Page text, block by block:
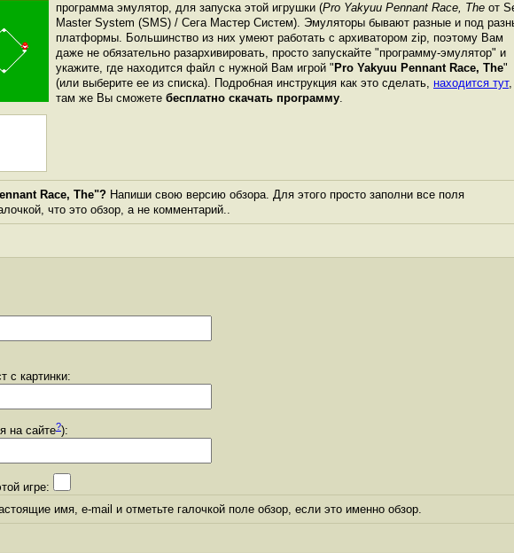
программа эмулятор, для запуска этой игрушки (Pro Yakyuu Pennant Race, The от
Master System (SMS) / Сега Мастер Систем). Эмуляторы бывают разные и под
платформы. Большинство из них умеют работать с архиватором zip, поэтому Вам
даже не обязательно разархивировать, просто запускайте "программу-эмулятор" и
укажите, где находится файл с нужной Вам игрой " Pro Yakyuu Pennant Race, The"
(или выберите ее из списка). Подробная инструкция как это сделать, находится тут,
там же Вы сможете бесплатно скачать программу.
Race, The"? Напиши свою версию обзора. Для этого просто заполни все поля
что это обзор, а не комментарий..
с картинки:
на сайте?):
игре:
имя, e-mail и отметьте галочкой поле обзор, если это именно обзор.